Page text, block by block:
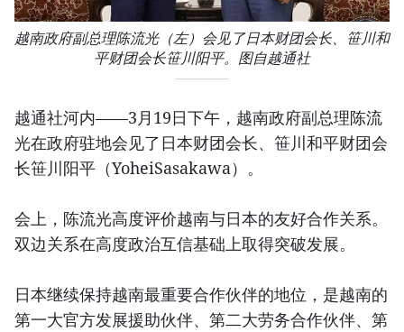
越南政府副总理陈流光（左）会见了日本财团会长、笹川和
平财团会长笹川阳平。图自越通社
越通社河内——3月19日下午，越南政府副总理陈流
光在政府驻地会见了日本财团会长、笹川和平财团会
长笹川阳平（YoheiSasakawa）。
会上，陈流光高度评价越南与日本的友好合作关系。
双边关系在高度政治互信基础上取得突破发展。
日本继续保持越南最重要合作伙伴的地位，是越南的
第一大官方发展援助伙伴、第二大劳务合作伙伴、第